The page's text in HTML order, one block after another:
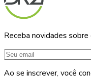
Receba novidades
Ao se inscrever, você